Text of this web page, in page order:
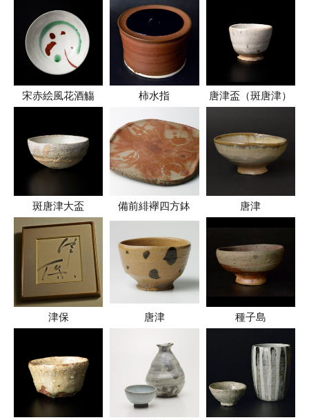
宋赤絵風花酒觴 柿水指 唐津盃（斑唐津）
斑唐津大盃 備前緋襷四方鉢 唐津
津保 唐津 種子島